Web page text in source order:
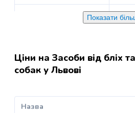
для
собак
собак
Протипаразитарні
Володимира Великого,
Пн,
Чт,
м. Львів, вул.
Кульпарківська , 226а
Сільпоінт
22:00
Показати
Ціни на Засоби від бліх
собак у Львові
Назва